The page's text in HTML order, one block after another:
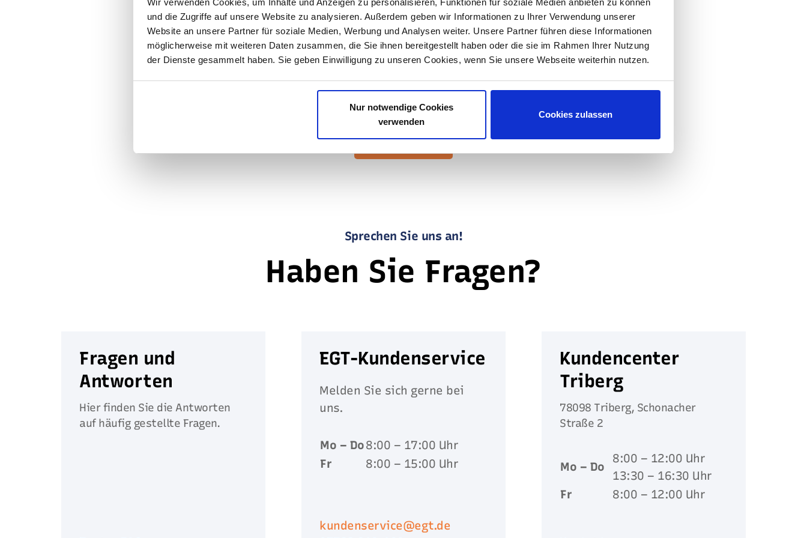
und die Zugriffe auf unsere Website zu analysieren. Außerdem geben wir Informationen zu Ihrer Verwendung unserer
Website an unsere Partner für soziale Medien, Werbung und Analysen weiter. Unsere Partner führen diese Informationen
möglicherweise mit weiteren Daten zusammen, die Sie ihnen bereitgestellt haben oder die sie im Rahmen Ihrer Nutzung
der Dienste gesammelt haben. Sie geben Einwilligung zu unseren Cookies, wenn Sie unsere Webseite weiterhin nutzen.
Nur notwendige Cookies
verwenden
Cookies zulassen
Bitte geben Sie auf keinen Fall Ihre Daten an diese Anrufer heraus! Die EGT besitzt
lediglich ein eigenes Kundencenter in Triberg, wodurch alle Anrufe über eine deutsche
Ländervorwahl und die Triberger Vorwahl 07722 ausgesteuert werden.
zur Übersicht
Sprechen Sie uns an!
Haben Sie Fragen?
Fragen und
Antworten
Hier finden Sie die Antworten
auf häufig gestellte Fragen.
EGT-Kundenservice
Melden Sie sich gerne bei
uns.
Mo – Do8:00 – 17:00 Uhr
Fr
8:00 – 15:00 Uhr
kundenservice@egt.de
Kundencenter
Triberg
78098 Triberg, Schonacher
Straße 2
Mo – Do
8:00 – 12:00 Uhr
13:30 – 16:30 Uhr
Fr
8:00 – 12:00 Uhr